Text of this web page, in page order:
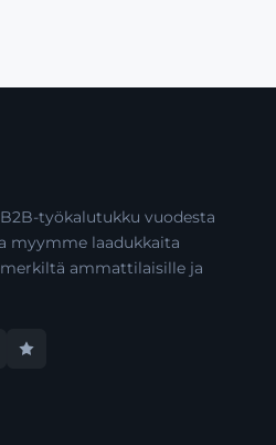
työkalutukku vuodesta
myymme laadukkaita
ammattilaisille ja